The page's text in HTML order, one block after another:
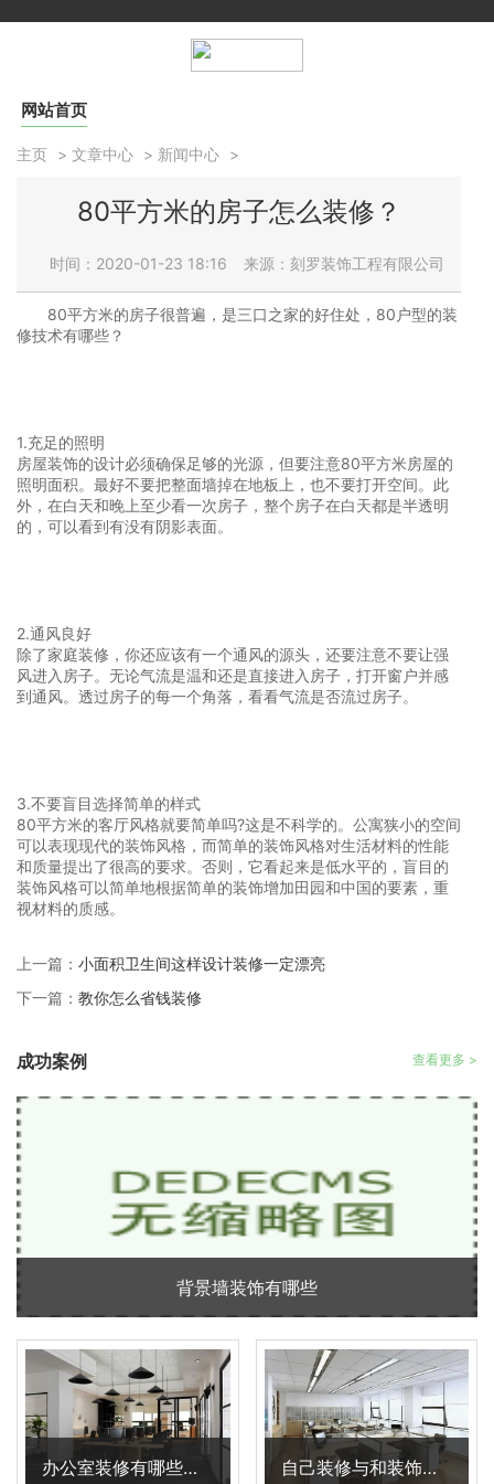
网站首页
主页 > 文章中心 > 新闻中心 >
80平方米的房子怎么装修？
时间：2020-01-23 18:16 来源：刻罗装饰工程有限公司
80平方米的房子很普遍，是三口之家的好住处，80户型的装
修技术有哪些？
1.充足的照明
房屋装饰的设计必须确保足够的光源，但要注意80平方米房屋的
照明面积。最好不要把整面墙掉在地板上，也不要打开空间。此
外，在白天和晚上至少看一次房子，整个房子在白天都是半透明
的，可以看到有没有阴影表面。
2.通风良好
除了家庭装修，你还应该有一个通风的源头，还要注意不要让强
风进入房子。无论气流是温和还是直接进入房子，打开窗户并感
到通风。透过房子的每一个角落，看看气流是否流过房子。
3.不要盲目选择简单的样式
80平方米的客厅风格就要简单吗?这是不科学的。公寓狭小的空间
可以表现现代的装饰风格，而简单的装饰风格对生活材料的性能
和质量提出了很高的要求。否则，它看起来是低水平的，盲目的
装饰风格可以简单地根据简单的装饰增加田园和中国的要素，重
视材料的质感。
上一篇： 小面积卫生间这样设计装修一定漂亮
下一篇： 教你怎么省钱装修
成功案例 查看更多 >
背景墙装饰有哪些
办公室装修有哪些技巧 自己装修与和装饰公司装修的区别在哪里